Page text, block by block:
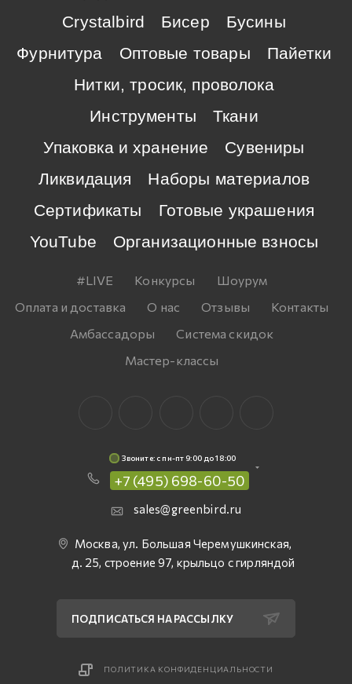
Crystalbird
Бисер
Бусины
Фурнитура
Оптовые товары
Пайетки
Нитки, тросик, проволока
Инструменты
Ткани
Упаковка и хранение
Сувениры
Ликвидация
Наборы материалов
Сертификаты
Готовые украшения
YouTube
Организационные взносы
#LIVE Конкурсы
Шоурум
Оплата и доставка
О нас Отзывы
Контакты
Амбассадоры
Система скидок
Мастер-классы
Звоните: c пн-пт 9:00 до 18:00
+7 (495) 698-60-50
sales@greenbird.ru
Москва, ул. Большая Черемушкинская,
д. 25, строение 97, крыльцо с гирляндой
ПОДПИСАТЬСЯ НА РАССЫЛКУ
ПОЛИТИКА КОНФИДЕНЦИАЛЬНОСТИ